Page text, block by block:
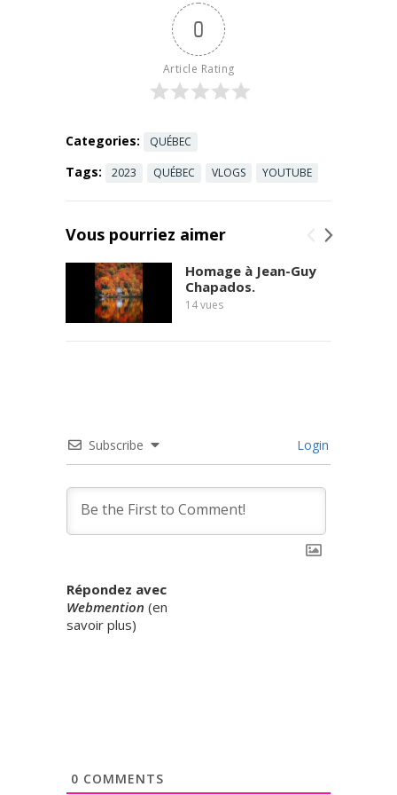
Dans ...
more
0
Article Rating
Categories: QUÉBEC
Tags: 2023 QUÉBEC VLOGS YOUTUBE
Vous pourriez aimer
Homage à Jean-Guy
Chapados.
14vues
Subscribe Login
Répondez avec
Webmention (en
savoir plus)
0 COMMENTS